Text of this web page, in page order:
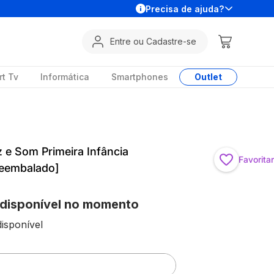
Precisa de ajuda?
Entre ou Cadastre-se
Tv Informática Smartphones Outlet
Som Primeira Infância
Favoritar
no momento